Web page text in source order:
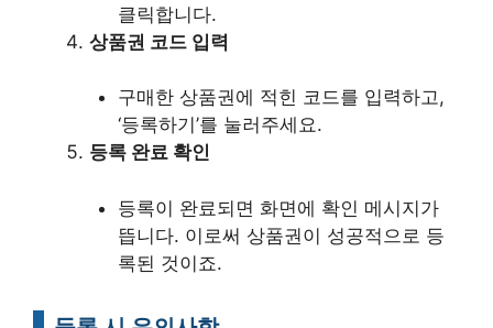
클릭합니다.
상품권 코드 입력
구매한 상품권에 적힌 코드를 입력하고,
‘등록하기’를 눌러주세요.
등록 완료 확인
등록이 완료되면 화면에 확인 메시지가
뜹니다. 이로써 상품권이 성공적으로 등
록된 것이죠.